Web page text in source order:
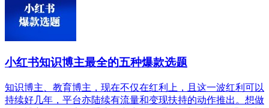
小红书知识博主最全的五种爆款选题
知识博主、教育博主，现在不仅在红利上，且这一波红利可以
持续好几年，平台亦陆续有流量和变现扶持的动作推出。想做